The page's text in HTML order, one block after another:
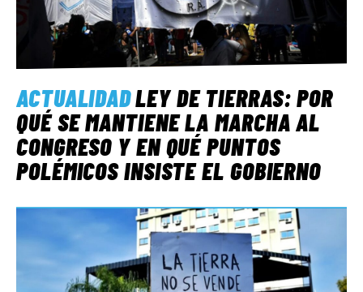
ACTUALIDADLEY DE TIERRAS: POR
QUÉ SE MANTIENE LA MARCHA AL
CONGRESO Y EN QUÉ PUNTOS
POLÉMICOS INSISTE EL GOBIERNO